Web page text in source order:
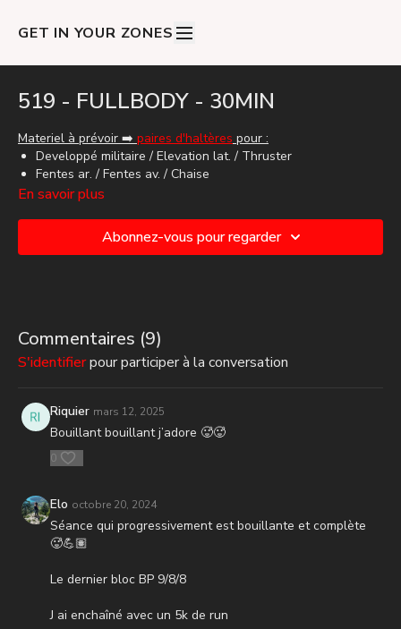
GET IN YOUR ZONES
519 - FULLBODY - 30MIN
Materiel à prévoir ➡️ paires d'haltères pour :
Developpé militaire / Elevation lat. / Thruster
Fentes ar. / Fentes av. / Chaise
Endurance de force pour les épaules
Endurance de force pour les jambes
Thrsuter
Fentes avant alt.
FINISHER 🌶️ x3
Burpees 8/10/12
En savoir plus
Abonnez-vous pour regarder
Commentaires (9)
S'identifierpour participer à la conversation
Riquier mars 12, 2025
Bouillant bouillant j’adore 🥵🥵
0
Elo octobre 20, 2024
Séance qui progressivement est bouillante et complète
🥵💪🏽
Le dernier bloc BP 9/8/8
J ai enchaîné avec un 5k de run